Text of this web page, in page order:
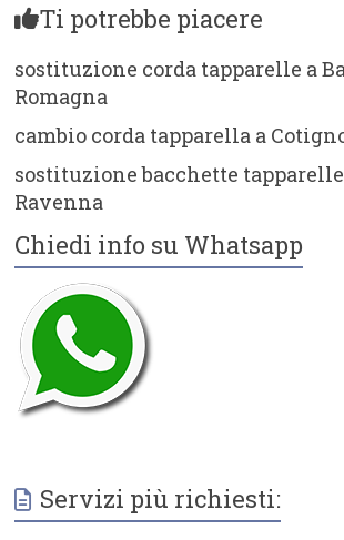
Ti potrebbe piacere
sostituzione corda tapparelle a
Romagna
cambio corda tapparella a
sostituzione bacchette
Ravenna
Chiedi info su Whatsapp
Servizi più richiesti: